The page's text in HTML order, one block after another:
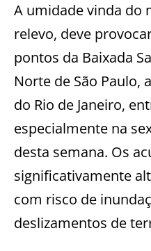
A umidade vinda do
relevo, deve
pontos da Baixada
Norte de São Paulo,
do Rio de Janeiro,
especialmente na
desta semana. Os
significativamente
com risco de
deslizamentos de